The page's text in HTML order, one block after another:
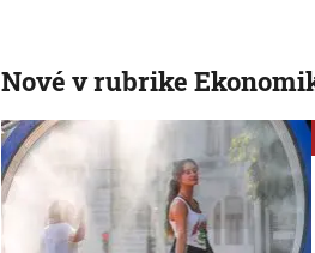
Nové v rubrike